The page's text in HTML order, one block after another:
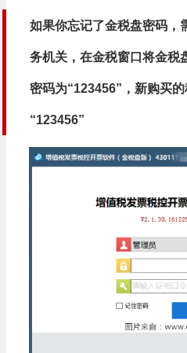
如果你忘记了金税盘密码，
务机关，在金税窗口将金税
密码为“123456”，新购买
“123456”